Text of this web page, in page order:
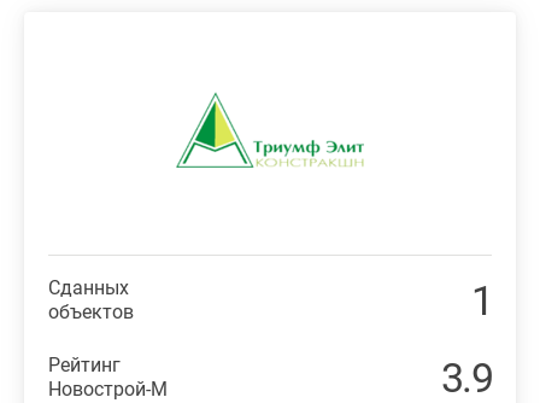
Сданных
объектов
1
Рейтинг
Новострой-М
3.9